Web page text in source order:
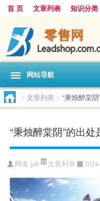
首 页 文章列表 知识分类
网站导航
> 文章列表 > “秉烛醉棠
“秉烛醉棠阴”的出处
网友:jzb 文章列表